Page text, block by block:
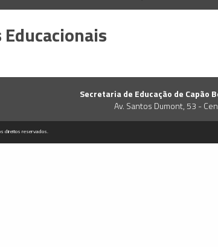
Secretaria de Educação de Capão
Av. Santos Dumont, 53 -
direitos reservados.